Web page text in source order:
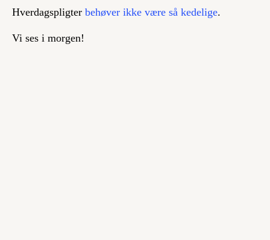
Hverdagspligter behøver ikke være så kedelige.
Vi ses i morgen!